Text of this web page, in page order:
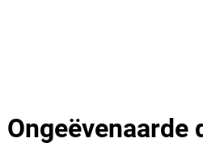
Ongeëvenaarde